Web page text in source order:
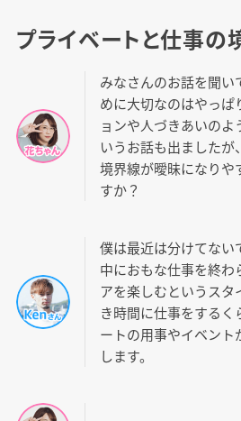
プライベートと仕事の
みなさんのお話を聞い
めに大切なのはやっぱ
ョンや人づきあいの
いうお話も出ました
境界線が曖昧になりや
すか？
僕は最近は分けてない
中におもな仕事を終わ
アを楽しむというスタ
き時間に仕事をするく
ートの用事やイベン
します。